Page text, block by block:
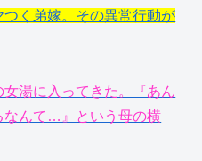
く弟嫁。その異常行動が
湯に入ってきた。『あん
なんて…』という母の横